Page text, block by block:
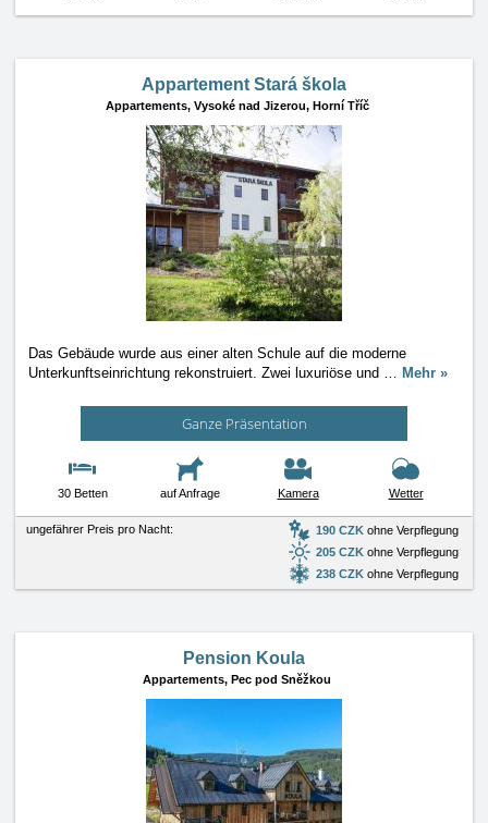
Appartement Stará škola
Appartements, Vysoké nad Jizerou, Horní Tříč
Das Gebäude wurde aus einer alten Schule auf die moderne
Unterkunftseinrichtung rekonstruiert. Zwei luxuriöse und … Mehr »
Ganze Präsentation
30 Betten auf Anfrage Kamera Wetter
ungefährer Preis pro Nacht: 190 CZK ohne Verpflegung
205 CZK ohne Verpflegung
238 CZK ohne Verpflegung
Pension Koula
Appartements, Pec pod Sněžkou